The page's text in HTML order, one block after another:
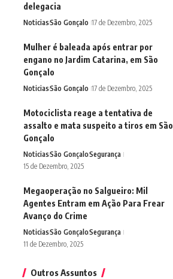
delegacia
NoticiasSão Gonçalo 17 de Dezembro, 2025
Mulher é baleada após entrar por
engano no Jardim Catarina, em São
Gonçalo
NoticiasSão Gonçalo 17 de Dezembro, 2025
Motociclista reage a tentativa de
assalto e mata suspeito a tiros em São
Gonçalo
NoticiasSão GonçaloSegurança
15 de Dezembro, 2025
Megaoperação no Salgueiro: Mil
Agentes Entram em Ação Para Frear
Avanço do Crime
NoticiasSão GonçaloSegurança
11 de Dezembro, 2025
Outros Assuntos